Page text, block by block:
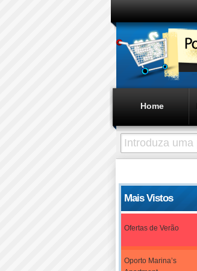
Home
Mais Vistos
Ofertas de Verão
Oporto Marina’s